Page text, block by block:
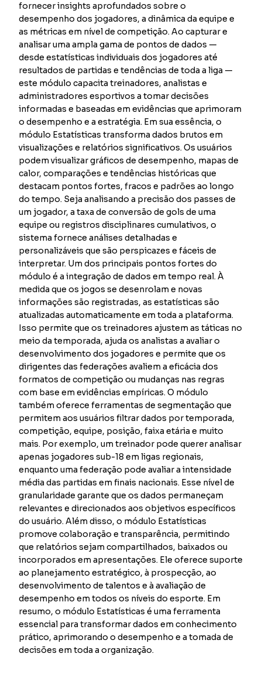
fornecer insights aprofundados sobre o
desempenho dos jogadores, a dinâmica da equipe e
as métricas em nível de competição. Ao capturar e
analisar uma ampla gama de pontos de dados —
desde estatísticas individuais dos jogadores até
resultados de partidas e tendências de toda a liga —
este módulo capacita treinadores, analistas e
administradores esportivos a tomar decisões
informadas e baseadas em evidências que aprimoram
o desempenho e a estratégia. Em sua essência, o
módulo Estatísticas transforma dados brutos em
visualizações e relatórios significativos. Os usuários
podem visualizar gráficos de desempenho, mapas de
calor, comparações e tendências históricas que
destacam pontos fortes, fracos e padrões ao longo
do tempo. Seja analisando a precisão dos passes de
um jogador, a taxa de conversão de gols de uma
equipe ou registros disciplinares cumulativos, o
sistema fornece análises detalhadas e
personalizáveis que são perspicazes e fáceis de
interpretar. Um dos principais pontos fortes do
módulo é a integração de dados em tempo real. À
medida que os jogos se desenrolam e novas
informações são registradas, as estatísticas são
atualizadas automaticamente em toda a plataforma.
Isso permite que os treinadores ajustem as táticas no
meio da temporada, ajuda os analistas a avaliar o
desenvolvimento dos jogadores e permite que os
dirigentes das federações avaliem a eficácia dos
formatos de competição ou mudanças nas regras
com base em evidências empíricas. O módulo
também oferece ferramentas de segmentação que
permitem aos usuários filtrar dados por temporada,
competição, equipe, posição, faixa etária e muito
mais. Por exemplo, um treinador pode querer analisar
apenas jogadores sub-18 em ligas regionais,
enquanto uma federação pode avaliar a intensidade
média das partidas em finais nacionais. Esse nível de
granularidade garante que os dados permaneçam
relevantes e direcionados aos objetivos específicos
do usuário. Além disso, o módulo Estatísticas
promove colaboração e transparência, permitindo
que relatórios sejam compartilhados, baixados ou
incorporados em apresentações. Ele oferece suporte
ao planejamento estratégico, à prospecção, ao
desenvolvimento de talentos e à avaliação de
desempenho em todos os níveis do esporte. Em
resumo, o módulo Estatísticas é uma ferramenta
essencial para transformar dados em conhecimento
prático, aprimorando o desempenho e a tomada de
decisões em toda a organização.